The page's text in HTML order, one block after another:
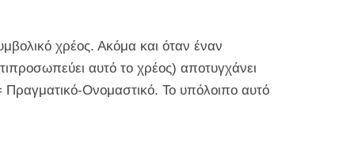
χρέος. Ακόμα και όταν έναν
αυτό το χρέος) αποτυγχάνει
Πραγματικό-Ονομαστικό. Το υπόλοιπο αυτό